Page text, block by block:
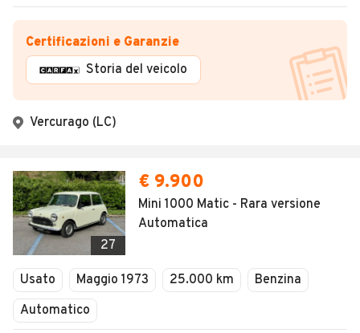
Certificazioni e Garanzie
Storia del veicolo
Vercurago (LC)
27
€ 9.900
Mini 1000 Matic - Rara versione
Automatica
Usato Maggio 1973 25.000 km
Benzina
Automatico